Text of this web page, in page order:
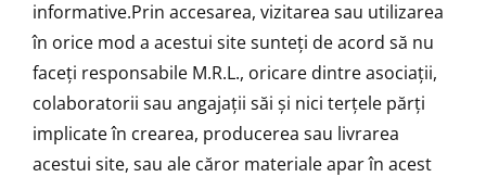
informative.Prin accesarea, vizitarea sau utilizarea
în orice mod a acestui site sunteți de acord să nu
faceți responsabile M.R.L., oricare dintre asociații,
colaboratorii sau angajații săi și nici terţele părţi
implicate în crearea, producerea sau livrarea
acestui site, sau ale căror materiale apar în acest